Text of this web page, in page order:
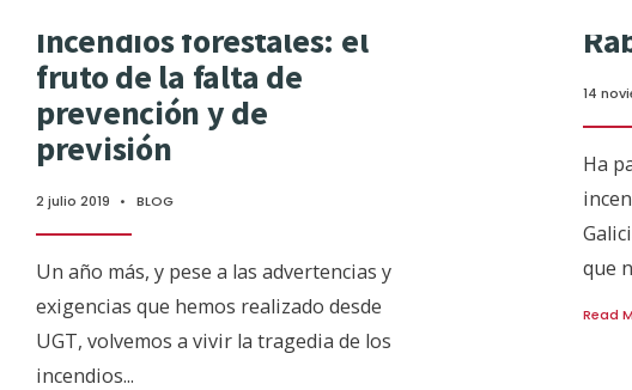
Incendios forestales: el
fruto de la falta de
prevención y de
previsión
2 julio 2019 • BLOG
Un año más, y pese a las advertencias y
exigencias que hemos realizado desde
UGT, volvemos a vivir la tragedia de los
incendios...
14
Ha
que
Read